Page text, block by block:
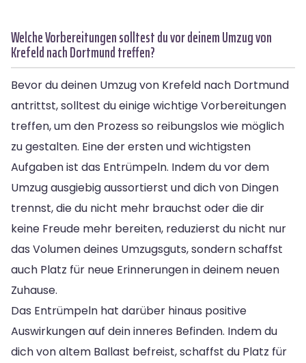
Welche Vorbereitungen solltest du vor deinem Umzug von
Krefeld nach Dortmund treffen?
Bevor du deinen Umzug von Krefeld nach Dortmund
antrittst, solltest du einige wichtige Vorbereitungen
treffen, um den Prozess so reibungslos wie möglich
zu gestalten. Eine der ersten und wichtigsten
Aufgaben ist das Entrümpeln. Indem du vor dem
Umzug ausgiebig aussortierst und dich von Dingen
trennst, die du nicht mehr brauchst oder die dir
keine Freude mehr bereiten, reduzierst du nicht nur
das Volumen deines Umzugsguts, sondern schaffst
auch Platz für neue Erinnerungen in deinem neuen
Zuhause.
Das Entrümpeln hat darüber hinaus positive
Auswirkungen auf dein inneres Befinden. Indem du
dich von altem Ballast befreist, schaffst du Platz für